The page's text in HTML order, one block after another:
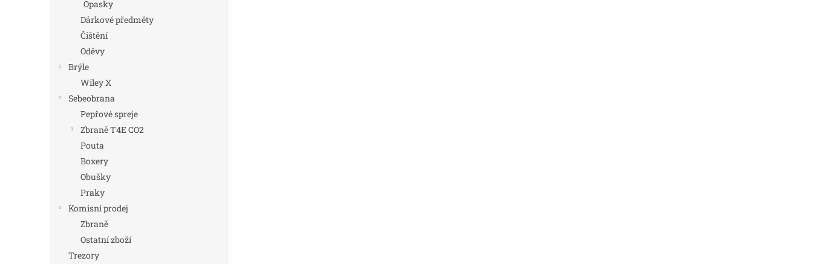
Opasky
Dárkové předměty
Čištění
Oděvy
Brýle
Wiley X
Sebeobrana
Pepřové spreje
Zbraně T4E CO2
Pouta
Boxery
Obušky
Praky
Komisní prodej
Zbraně
Ostatní zboží
Trezory